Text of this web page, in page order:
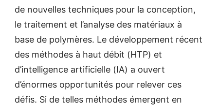
de nouvelles techniques pour la conception,
le traitement et l’analyse des matériaux à
base de polymères. Le développement récent
des méthodes à haut débit (HTP) et
d’intelligence artificielle (IA) a ouvert
d’énormes opportunités pour relever ces
défis. Si de telles méthodes émergent en